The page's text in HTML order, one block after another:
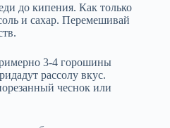
до кипения. Как только
и сахар. Перемешивай
3-4 горошины
рассолу вкус.
чеснок или